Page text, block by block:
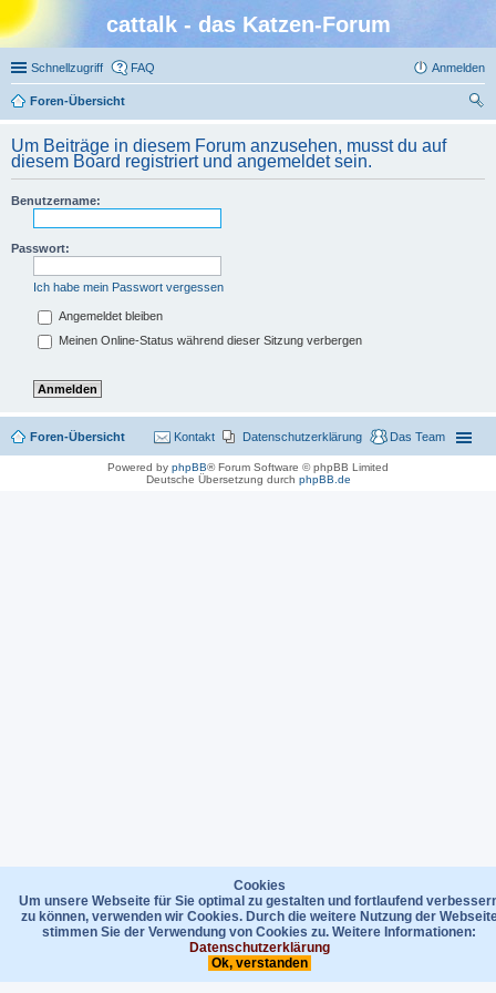
cattalk - das Katzen-Forum
Schnellzugriff FAQ Anmelden
Foren-Übersicht
Um Beiträge in diesem Forum anzusehen, musst du auf
diesem Board registriert und angemeldet sein.
Benutzername:
Passwort:
Ich habe mein Passwort vergessen
Angemeldet bleiben
Meinen Online-Status während dieser Sitzung verbergen
Cookies
Um unsere Webseite für Sie optimal zu gestalten und fortlaufend
zu können, verwenden wir Cookies. Durch die weitere Nutzung der
stimmen Sie der Verwendung von Cookies zu. Weitere Informationen:
Datenschutzerklärung
Ok, verstanden
Foren-Übersicht Das Team
Datenschutzerklärung
Kontakt
Powered by phpBB® Forum Software © phpBB Limited
Deutsche Übersetzung durch phpBB.de